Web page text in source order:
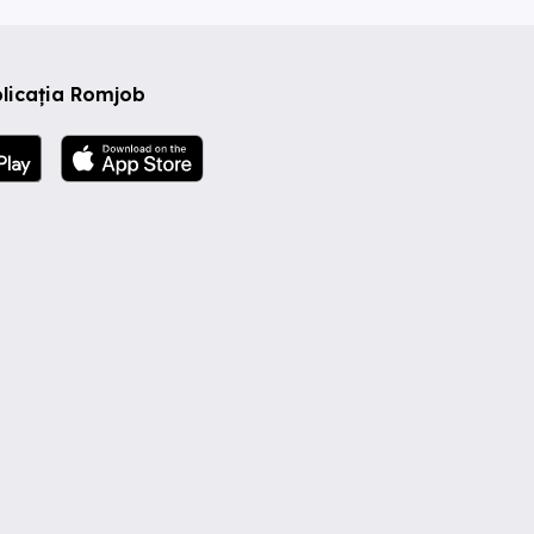
Romjob